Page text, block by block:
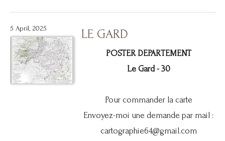
5 April, 2025 LE GARD
POSTER DEPARTEMENT
Le Gard - 30
Pour commander la carte
Envoyez-moi une demande par mail :
cartographie64@gmail.com